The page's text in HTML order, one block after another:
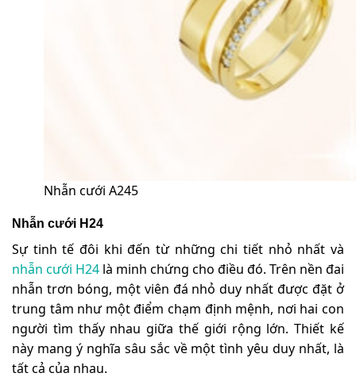
Nhẫn cưới A245
Nhẫn cưới H24
Sự tinh tế đôi khi đến từ những chi tiết nhỏ nhất và
nhẫn cưới H24 là minh chứng cho điều đó. Trên nền đai
nhẫn trơn bóng, một viên đá nhỏ duy nhất được đặt ở
trung tâm như một điểm chạm định mệnh, nơi hai con
người tìm thấy nhau giữa thế giới rộng lớn. Thiết kế
này mang ý nghĩa sâu sắc về một tình yêu duy nhất, là
tất cả của nhau.